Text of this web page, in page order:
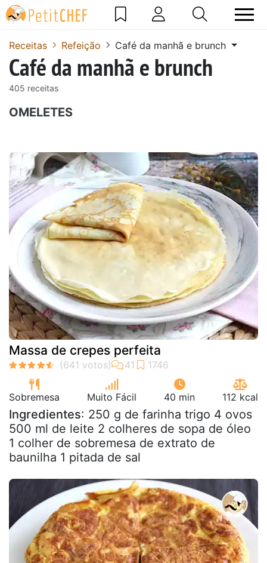
Receitas Refeição Café da manhã e brunch
Café da manhã e brunch
405 receitas
OMELETES
Massa de crepes perfeita
Sobremesa Muito Fácil 40 min 112 kcal
Ingredientes: 250 g de farinha trigo 4 ovos
500 ml de leite 2 colheres de sopa de óleo
1 colher de sobremesa de extrato de
baunilha 1 pitada de sal